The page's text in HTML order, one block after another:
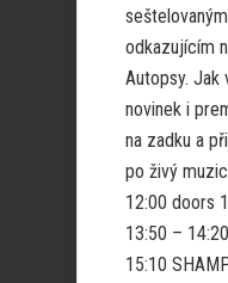
odkazujícím
Autopsy. Jak
novinek i
na zadku a
po živý
12:00 doors
13:50 –
15:10